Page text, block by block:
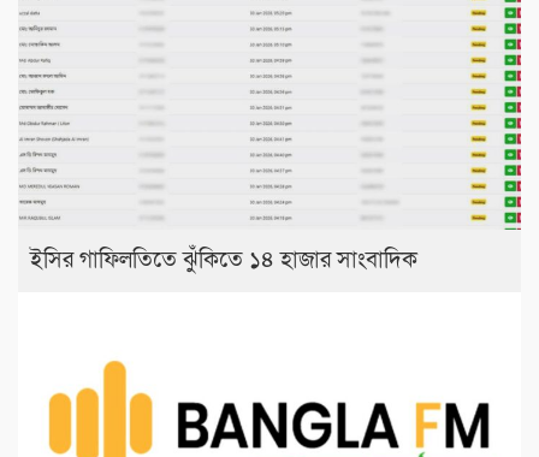
ইসির গাফিলতিতে ঝুঁকিতে ১৪ হাজার সাংবাদিক